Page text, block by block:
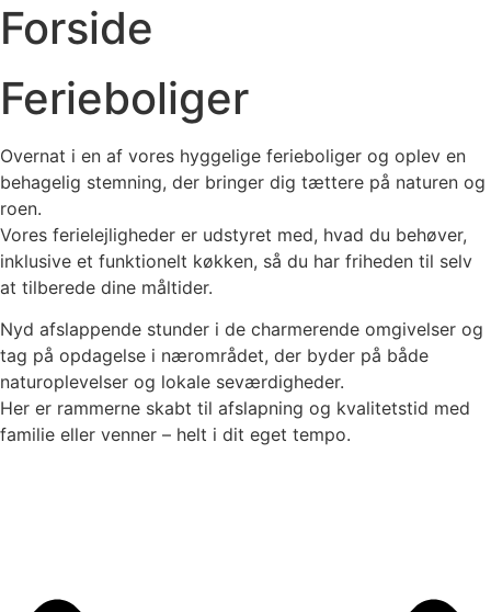
Forside
Ferieboliger
Overnat i en af vores hyggelige ferieboliger og oplev en
behagelig stemning, der bringer dig tættere på naturen og
roen.
Vores ferielejligheder er udstyret med, hvad du behøver,
inklusive et funktionelt køkken, så du har friheden til selv
at tilberede dine måltider.
Nyd afslappende stunder i de charmerende omgivelser og
tag på opdagelse i nærområdet, der byder på både
naturoplevelser og lokale seværdigheder.
Her er rammerne skabt til afslapning og kvalitetstid med
familie eller venner – helt i dit eget tempo.